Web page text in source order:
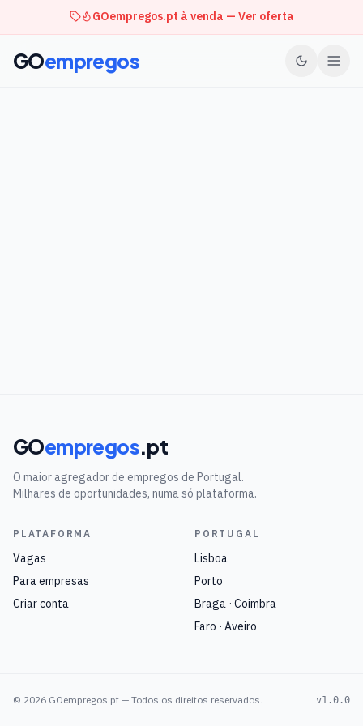
GOempregos.pt à venda — Ver oferta
GOempregos
GOempregos.pt
O maior agregador de empregos de Portugal.
Milhares de oportunidades, numa só plataforma.
PLATAFORMA
Vagas
Para empresas
Criar conta
PORTUGAL
Lisboa
Porto
Braga · Coimbra
Faro · Aveiro
© 2026 GOempregos.pt — Todos os direitos reservados. v1.0.0